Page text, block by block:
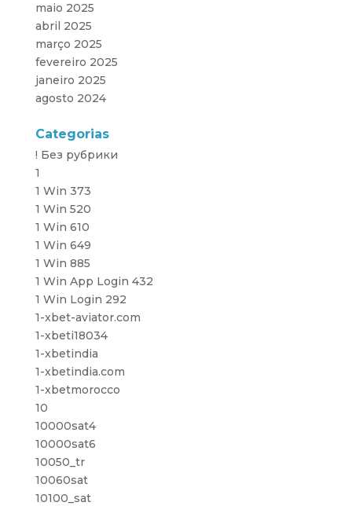
maio 2025
abril 2025
março 2025
fevereiro 2025
janeiro 2025
agosto 2024
Categorias
! Без рубрики
1
1 Win 373
1 Win 520
1 Win 610
1 Win 649
1 Win 885
1 Win App Login 432
1 Win Login 292
1-xbet-aviator.com
1-xbeti18034
1-xbetindia
1-xbetindia.com
1-xbetmorocco
10
10000sat4
10000sat6
10050_tr
10060sat
10100_sat